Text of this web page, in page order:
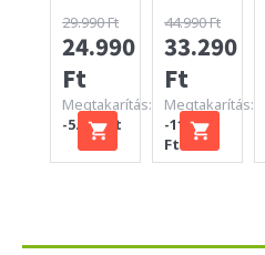
29.990 Ft
24.990
Ft
Megtakarítás:
-5.000 Ft
44.990 Ft
33.290
Ft
Megtakarítás:
-11.700
Ft